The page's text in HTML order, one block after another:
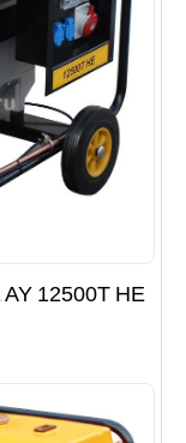
12500T HE